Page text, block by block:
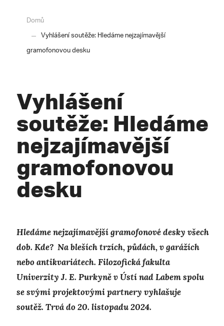
Domů
Vyhlášení soutěže: Hledáme nejzajímavější
gramofonovou desku
Vyhlášení
soutěže: Hledáme
nejzajímavější
gramofonovou
desku
Hledáme nejzajímavější gramofonové desky všech
dob. Kde? Na bleších trzích, půdách, v garážích
nebo antikvariátech. Filozofická fakulta
Univerzity J. E. Purkyně v Ústí nad Labem spolu
se svými projektovými partnery vyhlašuje
soutěž. Trvá do 20. listopadu 2024.